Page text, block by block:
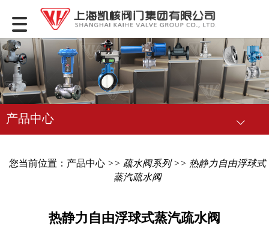
产品中心
您当前位置： 产品中心 >> 疏水阀系列>> 热静力自由浮球式
蒸汽疏水阀
热静力自由浮球式蒸汽疏水阀